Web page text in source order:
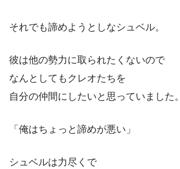
それでも諦めようとしなシュベル。
彼は他の勢力に取られたくないので
なんとしてもクレオたちを
自分の仲間にしたいと思っていました。
「俺はちょっと諦めが悪い」
シュベルは力尽くで